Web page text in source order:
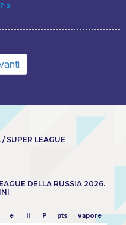
»
SUPER LEAGUE
DELLA RUSSIA 2026.
e il P pts vapore